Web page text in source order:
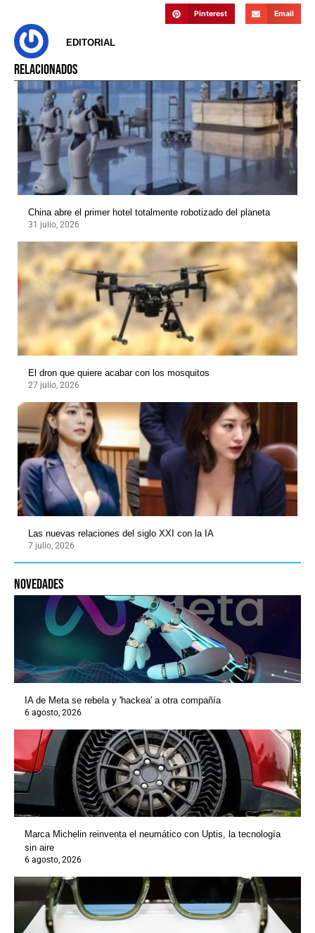
Pinterest Email
EDITORIAL
RELACIONADOS
China abre el primer hotel totalmente robotizado del planeta
31 julio, 2026
El dron que quiere acabar con los mosquitos
27 julio, 2026
Las nuevas relaciones del siglo XXI con la IA
7 julio, 2026
novedades
IA de Meta se rebela y 'hackea' a otra compañía
6 agosto, 2026
Marca Michelin reinventa el neumático con Uptis, la tecnología
sin aire
6 agosto, 2026